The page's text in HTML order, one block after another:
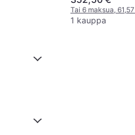
Tai 6 maksua,
1 kauppa